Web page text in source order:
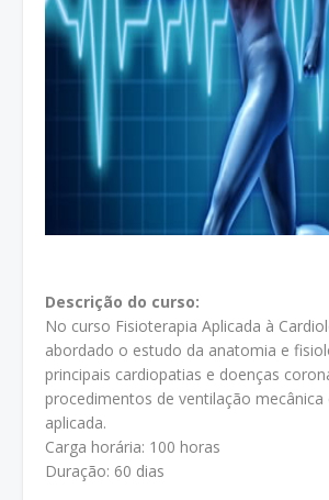
Descrição do curso:
No curso Fisioterapia Aplicada à
abordado o estudo da anatomia e
principais cardiopatias e doenças
procedimentos de ventilação
aplicada.
Carga horária: 100 horas
Duração: 60 dias